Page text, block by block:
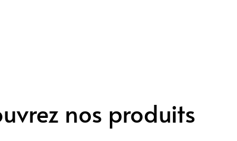
nos produits